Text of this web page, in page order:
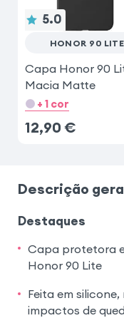
5.0
HONOR 90 LITE
Capa Honor 90
Macia Matte
+ 1 cor
12,90 €
Descrição
Destaques
Capa protetora
Honor 90 Lite
Feita em
impactos de